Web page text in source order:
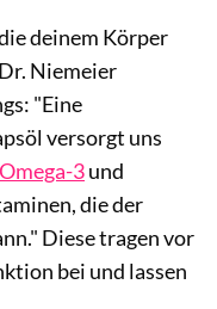
deinem Körper
Niemeier
"Eine
versorgt uns
Omega-3und
die der
Diese tragen vor
bei und lassen